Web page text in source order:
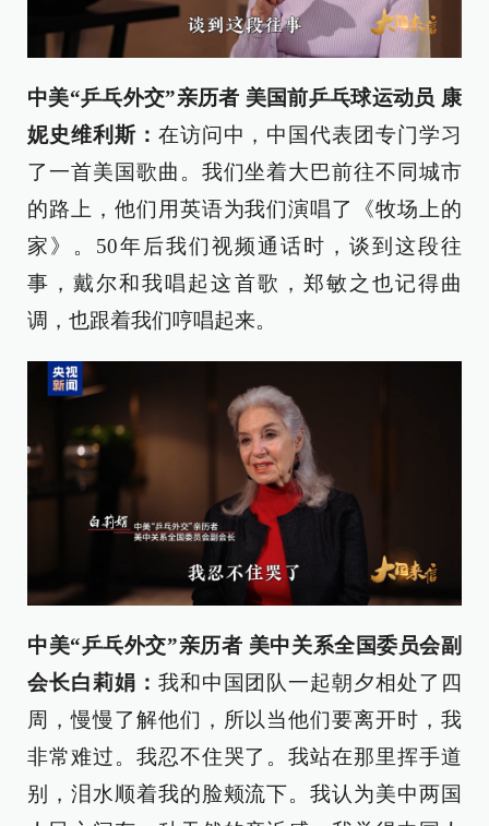
中美“乒乓外交”亲历者 美国前乒乓球运动员 康
妮史维利斯： 在访问中，中国代表团专门学习
了一首美国歌曲。我们坐着大巴前往不同城市
的路上，他们用英语为我们演唱了《牧场上的
家》。50年后我们视频通话时，谈到这段往
事，戴尔和我唱起这首歌，郑敏之也记得曲
调，也跟着我们哼唱起来。
中美“乒乓外交”亲历者 美中关系全国委员会副
会长白莉娟： 我和中国团队一起朝夕相处了四
周，慢慢了解他们，所以当他们要离开时，我
非常难过。我忍不住哭了。我站在那里挥手道
别，泪水顺着我的脸颊流下。我认为美中两国